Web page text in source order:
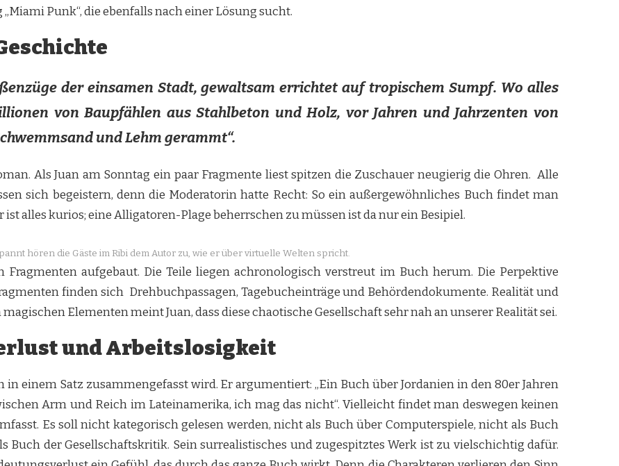
Punk“, die ebenfalls nach einer Lösung sucht.
der einsamen Stadt, gewaltsam errichtet auf tropischem Sumpf. Wo alles
von Baupfählen aus Stahlbeton und Holz, vor Jahren und Jahrzenten von
und Lehm gerammt“.
Als Juan am Sonntag ein paar Fragmente liest spitzen die Zuschauer neugierig die Ohren. Alle
sich begeistern, denn die Moderatorin hatte Recht: So ein außergewöhnliches Buch findet man
ist alles kurios; eine Alligatoren-Plage beherrschen zu müssen ist da nur ein Besipiel.
hören die Gäste im Ribi dem Autor zu, wie er über virtuelle Welten spricht.
Fragmenten aufgebaut. Die Teile liegen achronologisch verstreut im Buch herum. Die Perpektive
finden sich Drehbuchpassagen, Tagebucheinträge und Behördendokumente. Realität und
Elementen meint Juan, dass diese chaotische Gesellschaft sehr nah an unserer Realität sei.
und Arbeitslosigkeit
in einem Satz zusammengefasst wird. Er argumentiert: „Ein Buch über Jordanien in den 80er Jahren
Arm und Reich im Lateinamerika, ich mag das nicht“. Vielleicht findet man deswegen keinen
Es soll nicht kategorisch gelesen werden, nicht als Buch über Computerspiele, nicht als Buch
Buch der Gesellschaftskritik. Sein surrealistisches und zugespitztes Werk ist zu vielschichtig dafür.